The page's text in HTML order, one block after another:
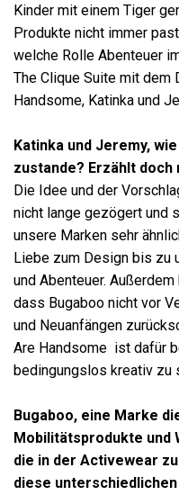
Kinder mit einem Tiger
Produkte nicht immer
welche Rolle Abenteuer
The Clique Suite mit dem
Handsome, Katinka und
Katinka und Jeremy,
zustande? Erzählt doch
Die Idee und der
nicht lange gezögert und
unsere Marken sehr
Liebe zum Design bis zu
und Abenteuer.
dass Bugaboo nicht vor
und Neuanfängen
Are Handsome ist dafür
bedingungslos kreativ zu
Bugaboo, eine Marke
Mobilitätsprodukte und
die in der Activewear
diese